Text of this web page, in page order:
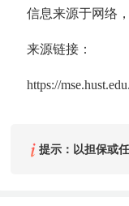
信息来源于网络
来源链接：
https://
提示：以担保或